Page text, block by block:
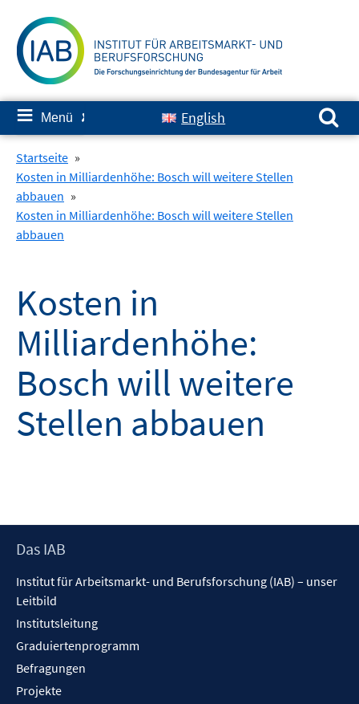
zum
Inhalt
≡ Menü ✘ English
Suchen nach:
Startseite »
Kosten in Milliardenhöhe: Bosch will weitere Stellen
abbauen »
Kosten in Milliardenhöhe: Bosch will weitere Stellen
abbauen
Kosten in
Milliardenhöhe:
Bosch will weitere
Stellen abbauen
Footer
Das IAB
Institut für Arbeitsmarkt- und Berufsforschung (IAB) – unser
Leitbild
Institutsleitung
Graduiertenprogramm
Befragungen
Projekte